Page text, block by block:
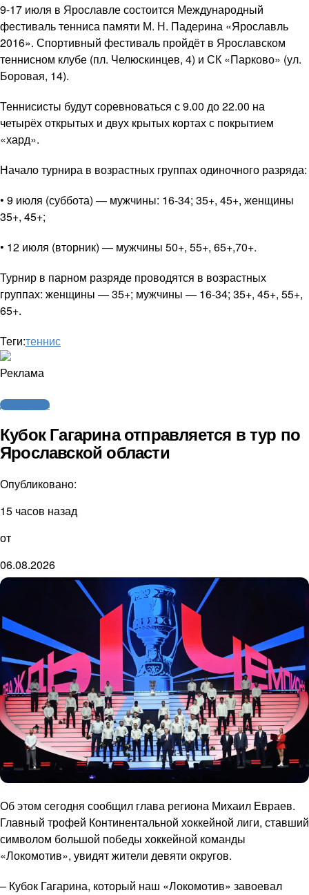
​​9-17 июля в Ярославле состоится Международный
фестиваль тенниса памяти М. Н. Падерина «Ярославль
2016». Спортивный фестиваль пройдёт в Ярославском
теннисном клубе (пл. Челюскинцев, 4) и СК «Парково» (ул.
Боровая, 14).
Теннисисты будут соревноваться с 9.00 до 22.00 на
четырёх открытых и двух крытых кортах с покрытием
«хард».
Начало турнира в возрастных группах одиночного разряда:
• 9 июля (суббота) — мужчины: 16-34; 35+, 45+, женщины
35+, 45+;
• 12 июля (вторник) — мужчины 50+, 55+, 65+,70+.
Турнир в парном разряде проводятся в возрастных
группах: женщины — 35+; мужчины — 16-34; 35+, 45+, 55+,
65+.
Теги:теннис
Реклама
Другие виды
Кубок Гагарина отправляется в тур по
Ярославской области
Опубликовано:
15 часов назад
от
06.08.2026
Об этом сегодня сообщил глава региона Михаил Евраев.
Главный трофей Континентальной хоккейной лиги, ставший
символом большой победы хоккейной команды
«Локомотив», увидят жители девяти округов.
– Кубок Гагарина, который наш «Локомотив» завоевал